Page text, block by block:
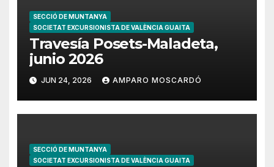
SECCIÓ DE MUNTANYA
SOCIETAT EXCURSIONISTA DE VALÈNCIA GUAITA
Travesía Posets-Maladeta,
junio 2026
JUN 24, 2026 AMPARO MOSCARDÓ
SECCIÓ DE MUNTANYA
SOCIETAT EXCURSIONISTA DE VALÈNCIA GUAITA